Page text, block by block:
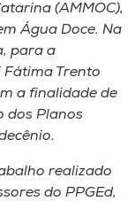
(AMMOC),
Água Doce. Na
para a
Fátima Trento
a finalidade de
dos Planos
realizado
do PPGEd,